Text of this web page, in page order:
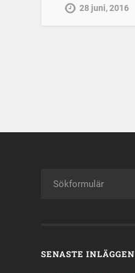
28 juni, 2016
SENASTE INLÄGGEN